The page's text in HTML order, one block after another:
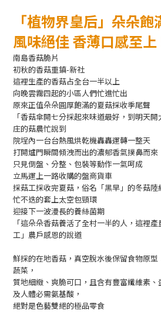
「植物界皇后」朵朵飽
風味絕佳 香薄口感至上
南島香菇脆片
初秋的香菇重鎮-新社
這裡生產的香菇占全台一半以上
向晚雲霧四起的小區人們忙進忙出
原來正值朵朵圓厚飽滿的夏菇採收季尾聲
「香菇傘開七分採起來味道最好，到明天
庄的菇農忙說到
院埕內一台台熱風烘乾機轟轟運轉一整天
打開爐門瞬間傾洩而出的濃郁香氣撲鼻而來
只見倒盤、分整、包裝等動作一氣呵成
立馬運上一路收購的盤商貨車
採菇工採收完夏菇，俗名「黑早」的冬菇
忙不迭的套上太空包頸環
迎接下一波漫長的養絲菌期
「這朵朵香菇養活了全村一半的人，這裡
工」農戶感恩的說道
鮮採的在地香菇，真空脫水後保留食物原
蔬菜，
質地細緻、爽脆可口，且含有豐富纖維素
及人體必需氨基酸，
絕對是色藝雙絕的極品零食